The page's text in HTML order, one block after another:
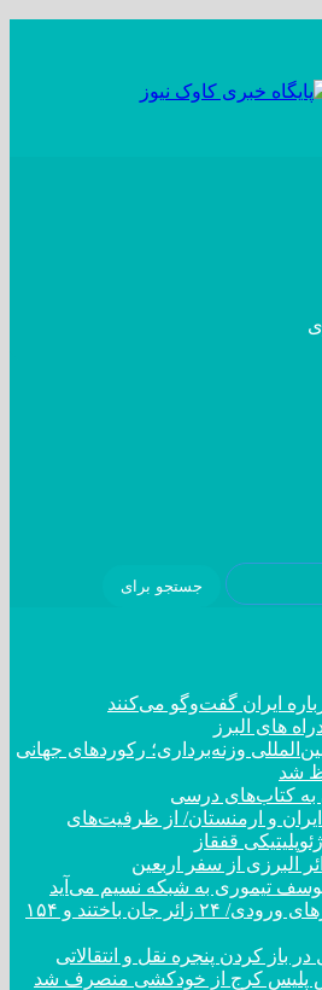
جستجو برای
ایران گفت‌و‌گو می‌کنند
های البرز
وزنه‌برداری؛ رکورد‌های جهانی
شد
کتاب‌های درسی
و ارمنستان/ از ظرفیت‌های
قفقاز
یوسف تیموری به شبکه نسیم می‌آید
مهران در صدر مسیر‌های ورودی/ ۲۴ زائر جان باختند و ۱۵۴
باز کردن پنجره نقل و انتقالاتی